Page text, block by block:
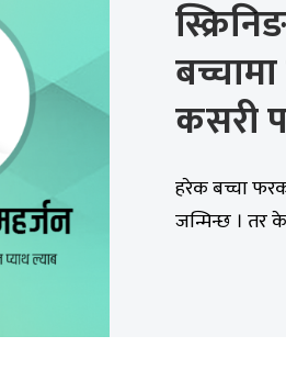
कसरी
हरेक बच्चा
जन्मिन्छ । तर